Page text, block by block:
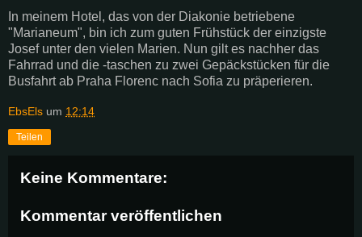
In meinem Hotel, das von der Diakonie betriebene
"Marianeum", bin ich zum guten Frühstück der einzigste
Josef unter den vielen Marien. Nun gilt es nachher das
Fahrrad und die -taschen zu zwei Gepäckstücken für die
Busfahrt ab Praha Florenc nach Sofia zu präperieren.
EbsEls um 12:14
Teilen
Keine Kommentare:
Kommentar veröffentlichen